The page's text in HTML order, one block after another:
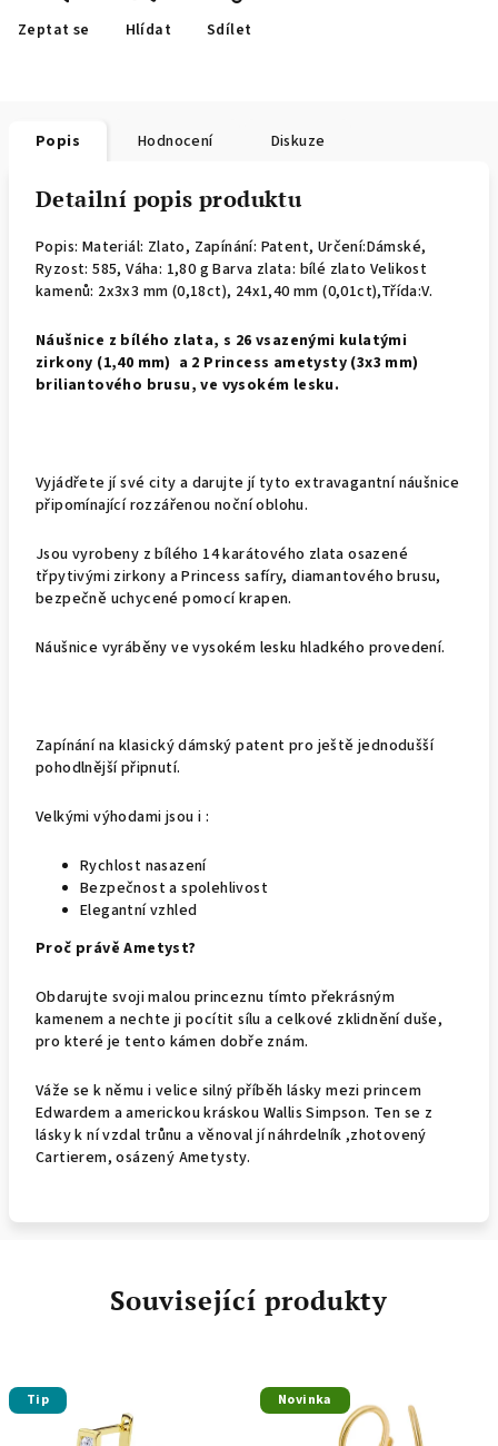
Zeptat se Hlídat Sdílet
Popis Hodnocení Diskuze
Detailní popis produktu
Popis: Materiál: Zlato, Zapínání: Patent, Určení:Dámské,
Ryzost: 585, Váha: 1,80 g Barva zlata: bílé zlato Velikost
kamenů: 2x3x3 mm (0,18ct), 24x1,40 mm (0,01ct),Třída:V.
Náušnice z bílého zlata, s 26 vsazenými kulatými
zirkony (1,40 mm) a 2 Princess ametysty (3x3 mm)
briliantového brusu, ve vysokém lesku.
Vyjádřete jí své city a darujte jí tyto extravagantní náušnice
připomínající rozzářenou noční oblohu.
Jsou vyrobeny z bílého 14 karátového zlata osazené
třpytivými zirkony a Princess safíry, diamantového brusu,
bezpečně uchycené pomocí krapen.
Náušnice vyráběny ve vysokém lesku hladkého provedení.
Zapínání na klasický dámský patent pro ještě jednodušší
pohodlnější připnutí.
Velkými výhodami jsou i :
Rychlost nasazení
Bezpečnost a spolehlivost
Elegantní vzhled
Proč právě Ametyst?
Obdarujte svoji malou princeznu tímto překrásným
kamenem a nechte ji pocítit sílu a celkové zklidnění duše,
pro které je tento kámen dobře znám.
Váže se k němu i velice silný příběh lásky mezi princem
Edwardem a americkou kráskou Wallis Simpson. Ten se z
lásky k ní vzdal trůnu a věnoval jí náhrdelník ,zhotovený
Cartierem, osázený Ametysty.
Související produkty
Tip Novinka